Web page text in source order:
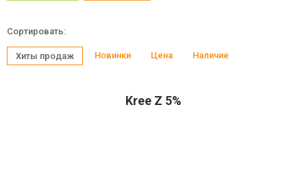
Сортировать:
Хиты продаж Новинки Цена Наличие
Kree Z 5%